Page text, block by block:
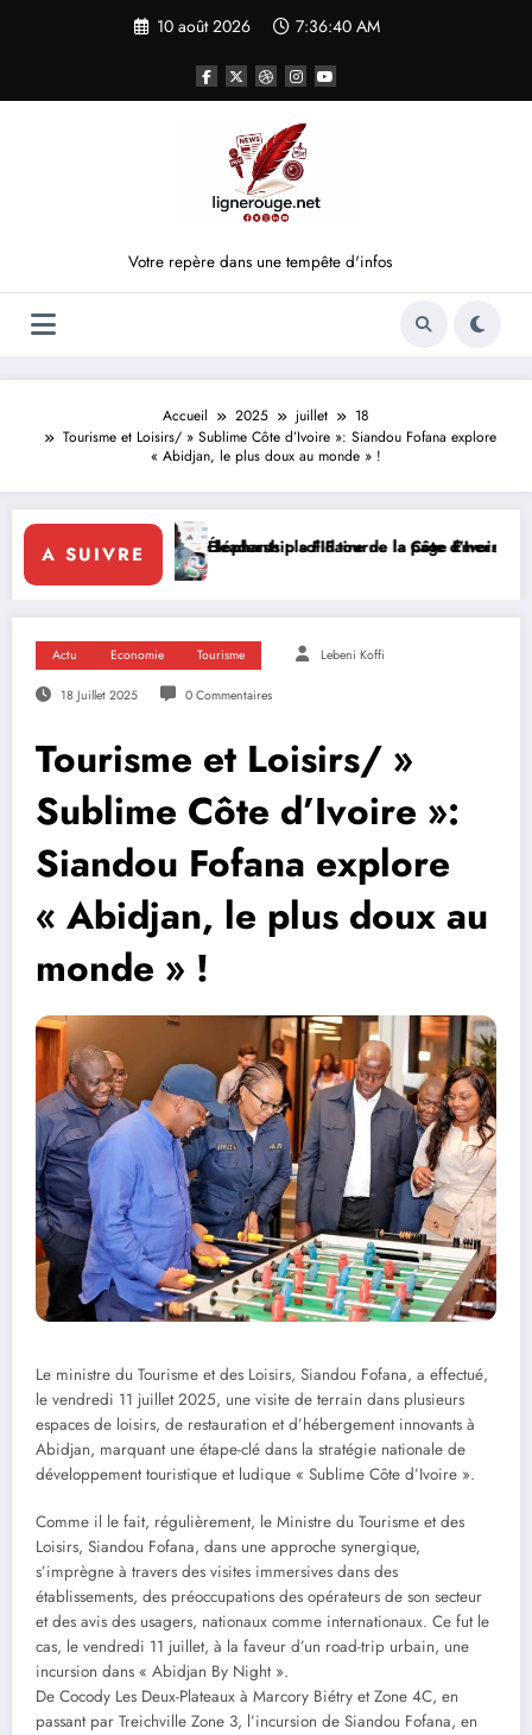
10 août 2026 7:36:41 AM
Votre repère dans une tempête d'infos
Accueil 2025 juillet
18
Tourisme et Loisirs/ » Sublime Côte d’Ivoire »: Siandou Fofana explore
« Abidjan, le plus doux au monde » !
A SUIVRE
solidaire de la Côte d’Ivoire en Afrique
: la FIF tourne la page Emerse Faé Diplomatie
Actu Economie Tourisme Lebeni Koffi
18 Juillet 2025 0 Commentaires
Tourisme et Loisirs/ »
Sublime Côte d’Ivoire »:
Siandou Fofana explore
« Abidjan, le plus doux au
monde » !
Le ministre du Tourisme et des Loisirs, Siandou Fofana, a effectué,
le vendredi 11 juillet 2025, une visite de terrain dans plusieurs
espaces de loisirs, de restauration et d’hébergement innovants à
Abidjan, marquant une étape-clé dans la stratégie nationale de
développement touristique et ludique « Sublime Côte d’Ivoire ».
Comme il le fait, régulièrement, le Ministre du Tourisme et des
Loisirs, Siandou Fofana, dans une approche synergique,
s’imprègne à travers des visites immersives dans des
établissements, des préoccupations des opérateurs de son secteur
et des avis des usagers, nationaux comme internationaux. Ce fut le
cas, le vendredi 11 juillet, à la faveur d’un road-trip urbain, une
incursion dans « Abidjan By Night ».
De Cocody Les Deux-Plateaux à Marcory Biétry et Zone 4C, en
passant par Treichville Zone 3, l’incursion de Siandou Fofana, en